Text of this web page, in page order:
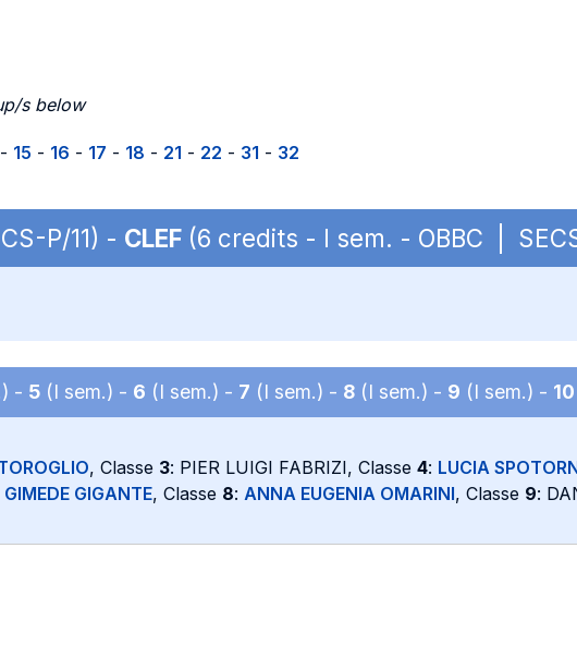
s below
- 15 - 16 - 17 - 18 - 21 - 22 - 31 - 32
P/11) - CLEF (6 credits - I sem. - OBBC |
- 5 (I sem.) - 6 (I sem.) - 7 (I sem.) - 8 (I sem.) - 9 (I sem.) - 10
, Classe 3: PIER LUIGI FABRIZI, Classe 4: LUCIA
GIMEDE GIGANTE, Classe 8: ANNA EUGENIA OMARINI, Classe 9: